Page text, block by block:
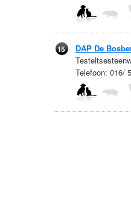
15
DAP De
Telefoon: 016/